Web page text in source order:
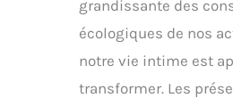
grandissante des
écologiques de nos
notre vie intime est
transformer. Les